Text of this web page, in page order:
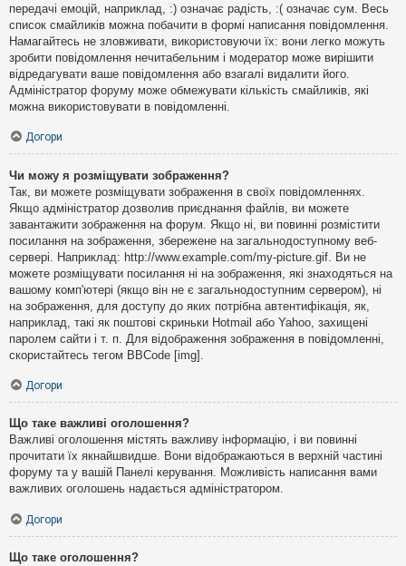
передачі емоцій, наприклад, :) означає радість, :( означає сум. Весь
список смайликів можна побачити в формі написання повідомлення.
Намагайтесь не зловживати, використовуючи їх: вони легко можуть
зробити повідомлення нечитабельним і модератор може вирішити
відредагувати ваше повідомлення або взагалі видалити його.
Адміністратор форуму може обмежувати кількість смайликів, які
можна використовувати в повідомленні.
Догори
Чи можу я розміщувати зображення?
Так, ви можете розміщувати зображення в своїх повідомленнях.
Якщо адміністратор дозволив приєднання файлів, ви можете
завантажити зображення на форум. Якщо ні, ви повинні розмістити
посилання на зображення, збережене на загальнодоступному веб-
сервері. Наприклад: http://www.example.com/my-picture.gif. Ви не
можете розміщувати посилання ні на зображення, які знаходяться на
вашому комп'ютері (якщо він не є загальнодоступним сервером), ні
на зображення, для доступу до яких потрібна автентифікація, як,
наприклад, такі як поштові скриньки Hotmail або Yahoo, захищені
паролем сайти і т. п. Для відображення зображення в повідомленні,
скористайтесь тегом BBCode [img].
Догори
Що таке важливі оголошення?
Важливі оголошення містять важливу інформацію, і ви повинні
прочитати їх якнайшвидше. Вони відображаються в верхній частині
форуму та у вашій Панелі керування. Можливість написання вами
важливих оголошень надається адміністратором.
Догори
Що таке оголошення?